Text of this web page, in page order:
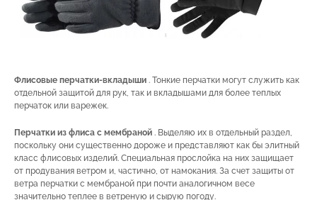
Флисовые перчатки-вкладыши . Тонкие перчатки могут служить как
отдельной защитой для рук, так и вкладышами для более теплых
перчаток или варежек.
Перчатки из флиса с мембраной . Выделяю их в отдельный раздел,
поскольку они существенно дороже и представляют как бы элитный
класс флисовых изделий. Специальная прослойка на них защищает
от продувания ветром и, частично, от намокания. За счет защиты от
ветра перчатки с мембраной при почти аналогичном весе
значительно теплее в ветреную и сырую погоду.